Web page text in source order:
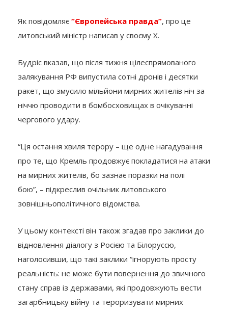
Як повідомляє “Європейська правда”, про це
литовський міністр написав у своєму Х.
Будріс вказав, що після тижня цілеспрямованого
залякування РФ випустила сотні дронів і десятки
ракет, що змусило мільйони мирних жителів ніч за
ніччю проводити в бомбосховищах в очікуванні
чергового удару.
“Ця остання хвиля терору – ще одне нагадування
про те, що Кремль продовжує покладатися на атаки
на мирних жителів, бо зазнає поразки на полі
бою”, – підкреслив очільник литовського
зовнішньополітичного відомства.
У цьому контексті він також згадав про заклики до
відновлення діалогу з Росією та Білоруссю,
наголосивши, що такі заклики “ігнорують просту
реальність: не може бути повернення до звичного
стану справ із державами, які продовжують вести
загарбницьку війну та тероризувати мирних